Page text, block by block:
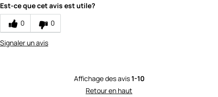
Est-ce que cet avis est utile?
0
0
Signaler un avis
Affichage des avis1-10
Retour en haut